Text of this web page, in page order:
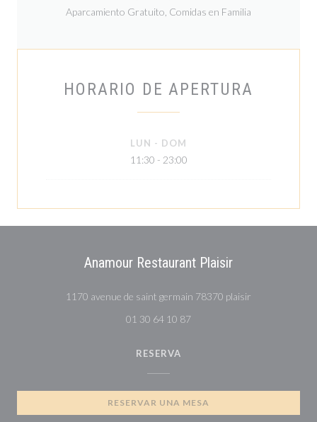
Aparcamiento Gratuito, Comidas en Familia
HORARIO DE APERTURA
LUN - DOM
11:30 - 23:00
Anamour Restaurant Plaisir
1170 avenue de saint germain 78370 plaisir
01 30 64 10 87
RESERVA
RESERVAR UNA MESA